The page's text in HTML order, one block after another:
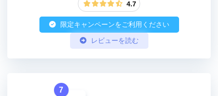
4.7
限定キャンペーンをご利用ください
レビューを読む
7